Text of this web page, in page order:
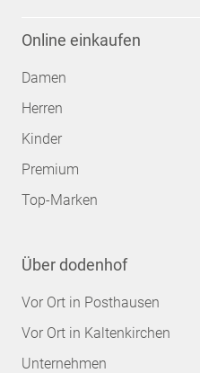
Online einkaufen
Damen
Herren
Kinder
Premium
Top-Marken
Über dodenhof
Vor Ort in Posthausen
Vor Ort in Kaltenkirchen
Unternehmen